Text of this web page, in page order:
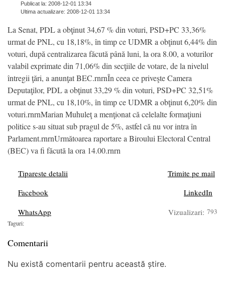
Publicat la: 2008-12-01 13:34
Ultima actualizare: 2008-12-01 13:34
La Senat, PDL a obţinut 34,67 % din voturi, PSD+PC 33,36%
urmat de PNL, cu 18,18%, în timp ce UDMR a obţinut 6,44% din
voturi, după centralizarea făcută până luni, la ora 8.00, a voturilor
valabil exprimate din 71,06% din secţiile de votare, de la nivelul
întregii ţări, a anunţat BEC.rnrnÎn ceea ce priveşte Camera
Deputaţilor, PDL a obţinut 33,29 % din voturi, PSD+PC 32,51%
urmat de PNL, cu 18,10%, în timp ce UDMR a obţinut 6,20% din
voturi.rnrnMarian Muhuleţ a menţionat că celelalte formaţiuni
politice s-au situat sub pragul de 5%, astfel că nu vor intra în
Parlament.rnrnUrmătoarea raportare a Biroului Electoral Central
(BEC) va fi făcută la ora 14.00.rnrn
Tipareste detalii
Trimite pe mail
Facebook
LinkedIn
WhatsApp
Vizualizari: 793
Taguri:
Comentarii
Nu există comentarii pentru această știre.